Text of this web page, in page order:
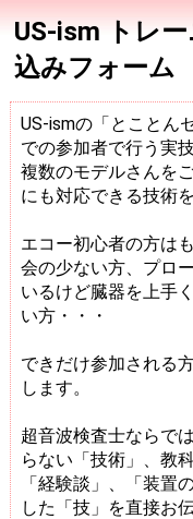
US-ism トレ
込みフォーム
US-ismの「とことん
での参加者で行う実
複数のモデルさんを
にも対応できる技術
エコー初心者の方は
会の少ない方、プロ
いるけど臓器を上手
い方・・・
できだけ参加される
します。
超音波検査士ならで
らない「技術」、教
「経験談」、「装置
した「技」を直接お